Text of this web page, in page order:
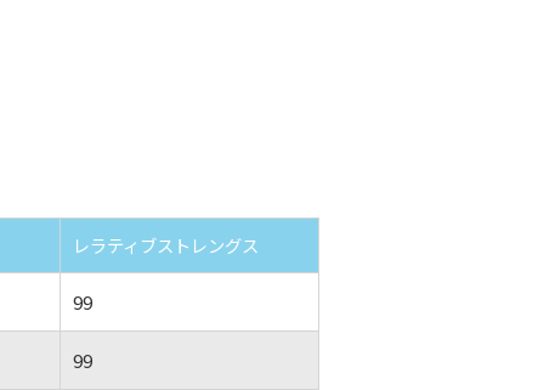
レラティブストレングス
99
99